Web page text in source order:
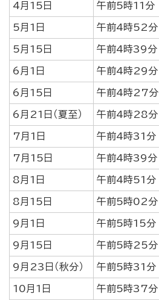
4月15日 午前5時11分
5月1日 午前4時52分
5月15日 午前4時39分
6月1日 午前4時29分
6月15日 午前4時27分
6月21日（夏至） 午前4時28分
7月1日 午前4時31分
7月15日 午前4時39分
8月1日 午前4時51分
8月15日 午前5時02分
9月1日 午前5時15分
9月15日 午前5時25分
9月23日（秋分） 午前5時31分
10月1日 午前5時37分